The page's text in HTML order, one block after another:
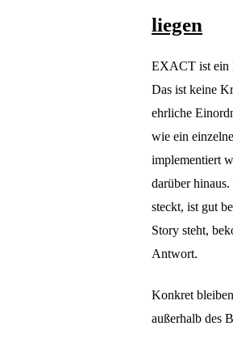
liegen
EXACT ist ein
Das ist keine
ehrliche
wie ein
implementiert
darüber
steckt, ist gut
Story steht,
Antwort.
Konkret
außerhalb des